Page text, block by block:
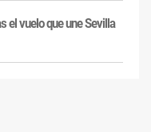
el vuelo que une Sevilla